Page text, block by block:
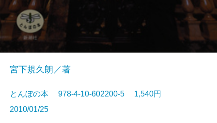
宮下規久朗／著
とんぼの本 978-4-10-602200-5 1,540円
2010/01/25